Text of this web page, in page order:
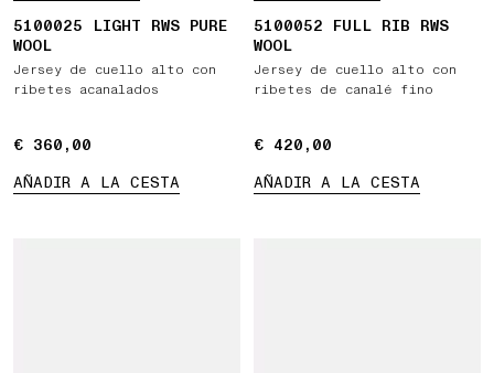
5100025 LIGHT RWS PURE
WOOL
Jersey de cuello alto con
ribetes acanalados
€ 360,00
€ 360,00
AÑADIR A LA CESTA
5100052 FULL RIB RWS
WOOL
Jersey de cuello alto con
ribetes de canalé fino
€ 420,00
€ 420,00
AÑADIR A LA CESTA